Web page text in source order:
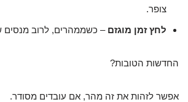
צופר.
לחץ זמן מוגזם – כשממהרים, לרוב מנסים
החדשות הטובות?
אפשר לזהות את זה מהר, אם עובדים מסודר.